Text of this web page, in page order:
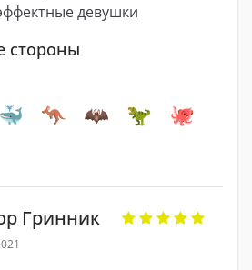
девушки
стороны
Гринник